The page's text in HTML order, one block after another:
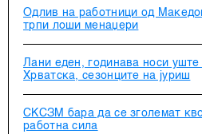
Одлив на работници од
трпи лоши менаџери
Лани еден, годинава носи уште
Хрватска, сезонците на јуриш
СКСЗМ бара да се зголемат
работна сила